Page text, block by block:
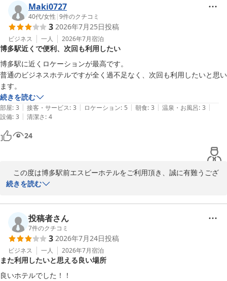
プ類が
用意されてなく、仕方が無いので洗面台に置かれた歯磨き用のプラコッ
プを使用
しました。
床カーペットに染み汚れが目立った点も気になりました。
ます。
電気スタンドは入替を致しました。
カップはお貸出し品として、1階にご用意致しておりますのでお手
数をおかけしますがお部屋にお持ち下さいませ。
カーペットについては、順次入れ替えを行う予定でございます。
お客様に快適にお過ごし頂けますようスタッフ一同、今後共務めて
参ります。
福岡へお越しの際は、博多駅前エスビーホテルを宜しくお願い致し
次回お客様のお越しを心よりお待ち申し上げます。
博多駅前エスビーホテル
2026-06-09
Maki0727
40代/女性 |9件のクチコミ
3 2026年7月25日投稿
ビジネス 一人 2026年7月宿泊
博多駅近くで便利、次回も利用したい
博多駅に近くロケーションが最高です。
普通のビジネスホテルですが全く過不足なく、次回も利用したいと思い
ます。
続きを読む
部屋: 3 | 接客・サービス: 3 | ロケーション: 5 | 朝食: 3 | 温泉・お風呂: 3 |
設備: 3 | 清潔さ: 4
24
この度は博多駅前エスビーホテルをご利用頂き、誠に有難うござ
います。
お客様からのあたたかいお言葉は、私共スタッフの今後の励みとな
ります。
福岡での拠点としてより快適にお過ごし頂き、今後の定宿となりま
すようスタッフ一同これからも精進致します。
福岡へお越しの際は、博多駅前エスビーホテルを宜しくお願い致し
ます。
続きを読む
投稿者さん
7件のクチコミ
3 2026年7月24日投稿
ビジネス 一人 2026年7月宿泊
また利用したいと思える良い場所
良いホテルでした！！